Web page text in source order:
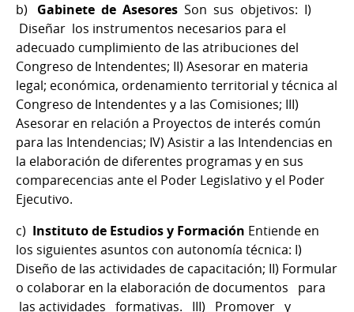
b) Gabinete de Asesores Son sus objetivos: I)
Diseñar los instrumentos necesarios para el
adecuado cumplimiento de las atribuciones del
Congreso de Intendentes; II) Asesorar en materia
legal; económica, ordenamiento territorial y técnica al
Congreso de Intendentes y a las Comisiones; III)
Asesorar en relación a Proyectos de interés común
para las Intendencias; IV) Asistir a las Intendencias en
la elaboración de diferentes programas y en sus
comparecencias ante el Poder Legislativo y el Poder
Ejecutivo.
c) Instituto de Estudios y Formación Entiende en
los siguientes asuntos con autonomía técnica: I)
Diseño de las actividades de capacitación; II) Formular
o colaborar en la elaboración de documentos para
las actividades formativas. III) Promover y